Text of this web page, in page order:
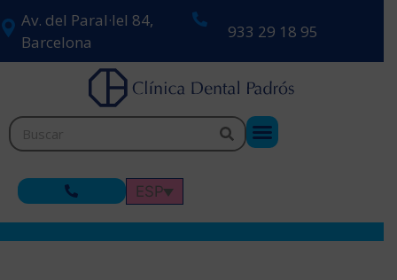
Av. del Paral·lel 84,
Barcelona
933 29 18 95
ESP